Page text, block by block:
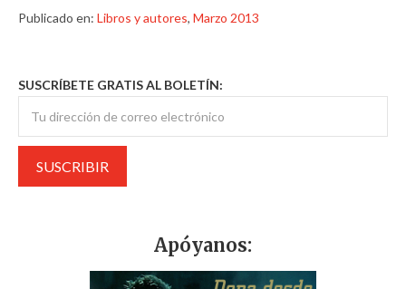
Publicado en: Libros y autores, Marzo 2013
SUSCRÍBETE GRATIS AL BOLETÍN:
Apóyanos: